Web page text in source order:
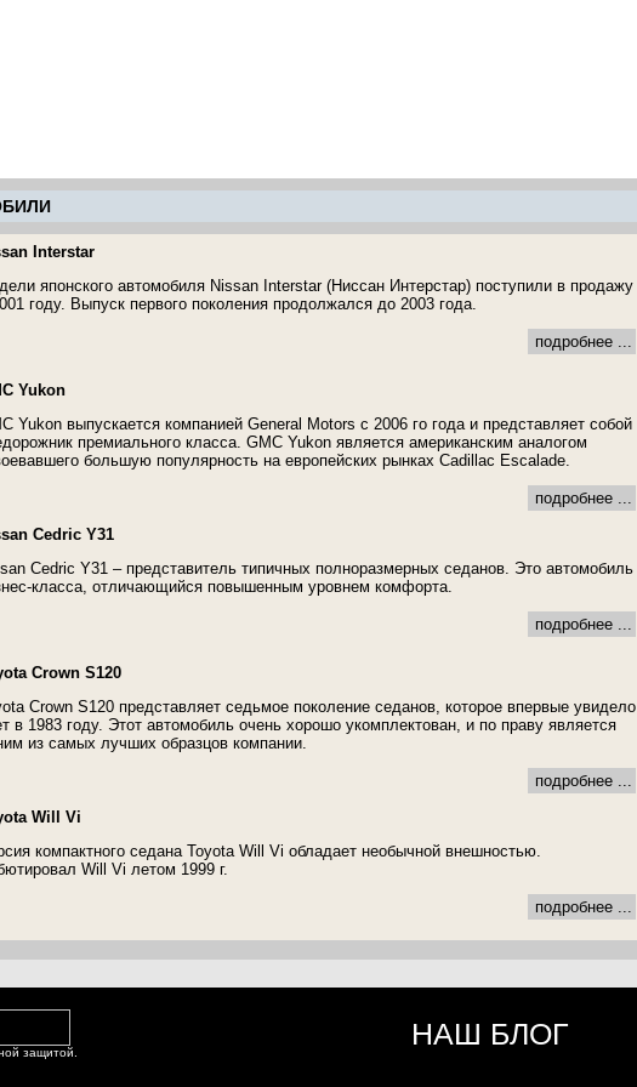
Interstar
японского автомобиля Nissan Interstar (Ниссан Интерстар) поступили в продажу
году. Выпуск первого поколения продолжался до 2003 года.
подробнее ...
Yukon
Yukon выпускается компанией General Motors с 2006 го года и представляет собой
премиального класса. GMC Yukon является американским аналогом
большую популярность на европейских рынках Cadillac Escalade.
подробнее ...
Cedric Y31
Cedric Y31 – представитель типичных полноразмерных седанов. Это автомобиль
класса, отличающийся повышенным уровнем комфорта.
подробнее ...
Crown S120
Crown S120 представляет седьмое поколение седанов, которое впервые увидело
в 1983 году. Этот автомобиль очень хорошо укомплектован, и по праву является
из самых лучших образцов компании.
подробнее ...
Will Vi
компактного седана Toyota Will Vi обладает необычной внешностью.
Will Vi летом 1999 г.
подробнее ...
защитой.
НАШ БЛОГ